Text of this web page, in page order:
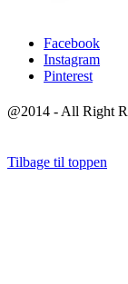
Facebook
Instagram
Pinterest
@2014 - All Right
Tilbage til toppen